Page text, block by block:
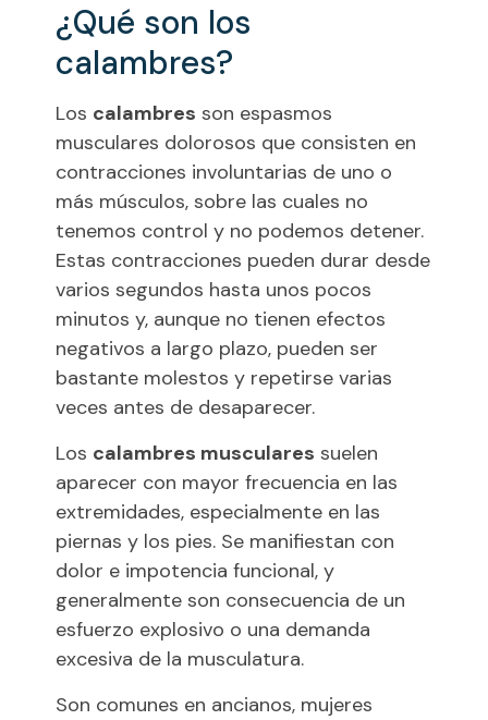
¿Qué son los
calambres?
Los calambres son espasmos
musculares dolorosos que consisten en
contracciones involuntarias de uno o
más músculos, sobre las cuales no
tenemos control y no podemos detener.
Estas contracciones pueden durar desde
varios segundos hasta unos pocos
minutos y, aunque no tienen efectos
negativos a largo plazo, pueden ser
bastante molestos y repetirse varias
veces antes de desaparecer.
Los calambres musculares suelen
aparecer con mayor frecuencia en las
extremidades, especialmente en las
piernas y los pies. Se manifiestan con
dolor e impotencia funcional, y
generalmente son consecuencia de un
esfuerzo explosivo o una demanda
excesiva de la musculatura.
Son comunes en ancianos, mujeres